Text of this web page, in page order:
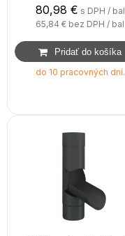
80,98 € s DPH / bal
65,84 € bez DPH / bal
do 10 pracovných dní.